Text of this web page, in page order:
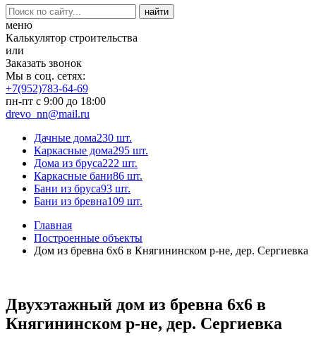
меню
Калькулятор строительства
или
Заказать звонок
Мы в соц. сетях:
+7(952)783-64-69
пн-пт с 9:00 до 18:00
drevo_nn@mail.ru
Дачные дома230 шт.
Каркасные дома295 шт.
Дома из бруса222 шт.
Каркасные бани86 шт.
Бани из бруса93 шт.
Бани из бревна109 шт.
Главная
Построенные объекты
Дом из бревна 6х6 в Княгининском р-не, дер. Сергиевка
Двухэтажный дом из бревна 6х6 в
Княгининском р-не, дер. Сергиевка